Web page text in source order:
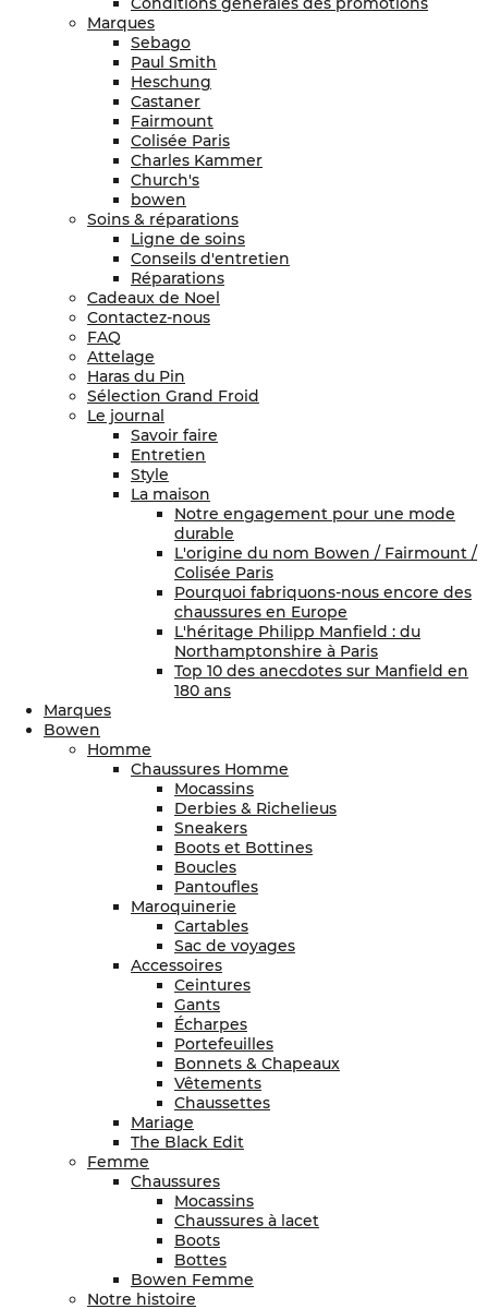
Marques
Sebago
Paul Smith
Heschung
Castaner
Fairmount
Colisée Paris
Charles Kammer
Church's
bowen
Soins & réparations
Ligne de soins
Conseils d'entretien
Réparations
Cadeaux de Noel
Contactez-nous
FAQ
Attelage
Haras du Pin
Sélection Grand Froid
Le journal
Savoir faire
Entretien
Style
La maison
Notre engagement pour une mode
durable
L'origine du nom Bowen / Fairmount /
Colisée Paris
Pourquoi fabriquons-nous encore des
chaussures en Europe
L'héritage Philipp Manfield : du
Northamptonshire à Paris
Top 10 des anecdotes sur Manfield en
180 ans
Marques
Bowen
Homme
Chaussures Homme
Mocassins
Derbies & Richelieus
Sneakers
Boots et Bottines
Boucles
Pantoufles
Maroquinerie
Cartables
Sac de voyages
Accessoires
Ceintures
Gants
Écharpes
Portefeuilles
Bonnets & Chapeaux
Vêtements
Chaussettes
Mariage
The Black Edit
Femme
Chaussures
Mocassins
Chaussures à lacet
Boots
Bottes
Bowen Femme
Notre histoire